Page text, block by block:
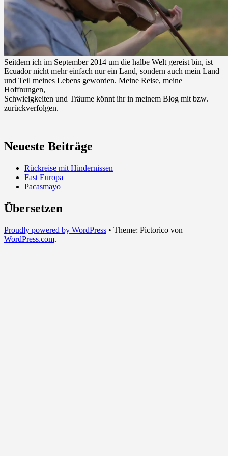
Seitdem ich im September 2014 um die halbe Welt gereist bin, ist
Ecuador nicht mehr einfach nur ein Land, sondern auch mein Land
und Teil meines Lebens geworden. Meine Reise, meine
Hoffnungen,
Schwieigkeiten und Träume könnt ihr in meinem Blog mit bzw.
zurückverfolgen.
Neueste Beiträge
Rückreise mit Hindernissen
Fast Europa
Pacasmayo
Übersetzen
Proudly powered by WordPress • Theme: Pictorico von
WordPress.com.